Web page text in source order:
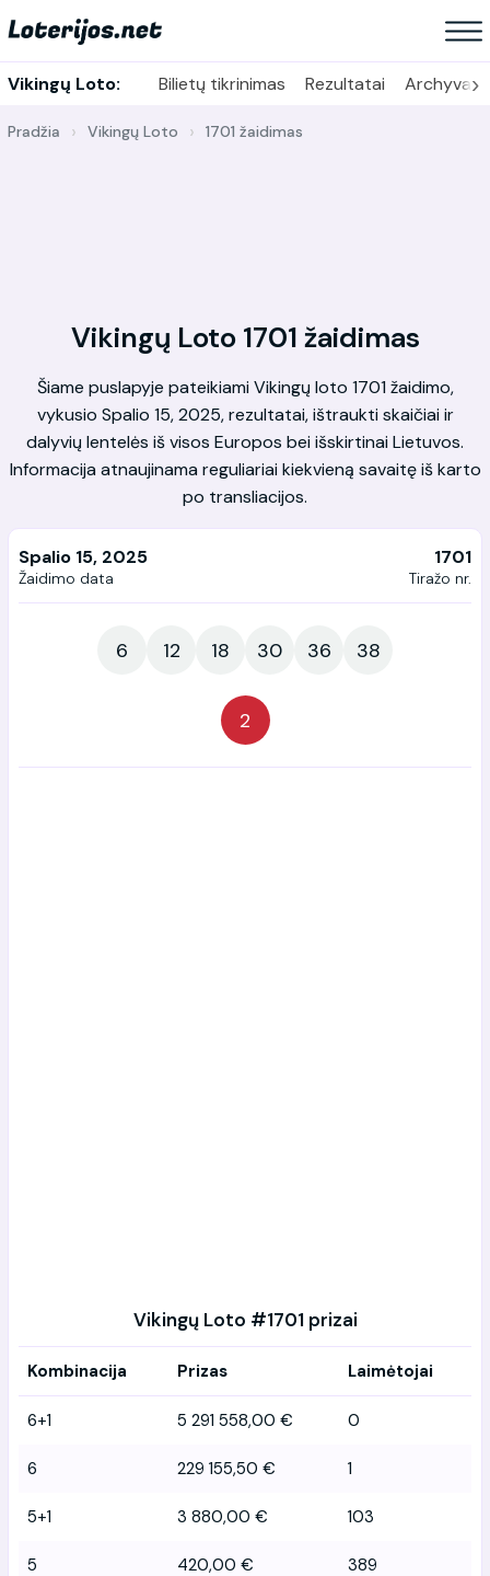
Vikingų Loto: Bilietų tikrinimas Rezultatai Archyvas
›
Pradžia Vikingų Loto 1701 žaidimas
Vikingų Loto 1701 žaidimas
Šiame puslapyje pateikiami Vikingų loto 1701 žaidimo,
vykusio Spalio 15, 2025, rezultatai, ištraukti skaičiai ir
dalyvių lentelės iš visos Europos bei išskirtinai Lietuvos.
Informacija atnaujinama reguliariai kiekvieną savaitę iš karto
po transliacijos.
Spalio 15, 2025
Žaidimo data
1701
Tiražo nr.
6 12 18 30 36 38
2
Vikingų Loto #1701 prizai
Kombinacija Prizas Laimėtojai
6+1 5 291 558,00 € 0
6 229 155,50 € 1
5+1 3 880,00 € 103
5 420,00 € 389